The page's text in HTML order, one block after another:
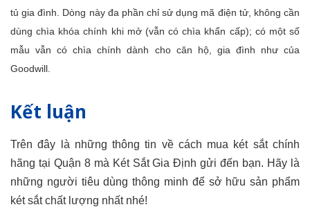
tủ gia đình. Dòng này đa phần chỉ sử dụng mã điện tử, không cần
dùng chìa khóa chính khi mở (vẫn có chìa khẩn cấp); có một số
mẫu vẫn có chìa chính dành cho căn hộ, gia đình như của
Goodwill.
Kết luận
Trên đây là những thông tin về cách mua két sắt chính
hãng tại Quận 8 mà Két Sắt Gia Định gửi đến bạn. Hãy là
những người tiêu dùng thông minh để sở hữu sản phẩm
két sắt chất lượng nhất nhé!